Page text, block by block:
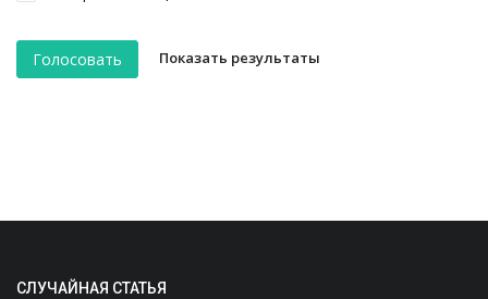
Голосовать Показать результаты
СЛУЧАЙНАЯ СТАТЬЯ